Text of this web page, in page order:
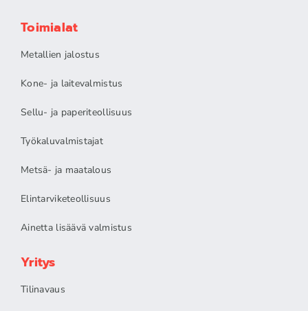
Toimialat
Metallien jalostus
Kone- ja laitevalmistus
Sellu- ja paperiteollisuus
Työkaluvalmistajat
Metsä- ja maatalous
Elintarviketeollisuus
Ainetta lisäävä valmistus
Yritys
Tilinavaus